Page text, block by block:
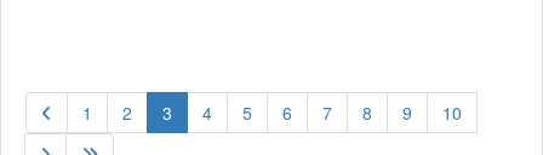
1 2 3 (current)
4 5 6 7 8 9 10